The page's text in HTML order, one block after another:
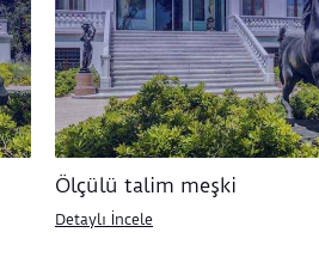
Ölçülü talim meşki
Detaylı İncele